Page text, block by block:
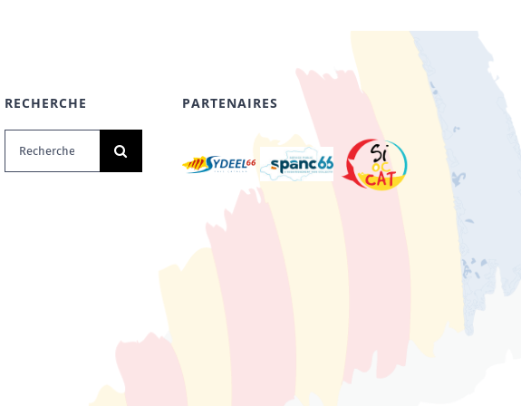
RECHERCHE
Rechercher:
PARTENAIRES